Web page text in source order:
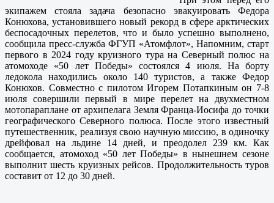
экипажем стояла задача безопасно эвакуировать Федора
Конюхова, установившего новый рекорд в сфере арктических
беспосадочных перелетов, что и было успешно выполнено,
сообщила пресс-служба ФГУП «Атомфлот», Напомним, старт
первого в 2024 году круизного тура на Северный полюс на
атомоходе «50 лет Победы» состоялся 4 июля. На борту
ледокола находились около 140 туристов, а также Федор
Конюхов. Совместно с пилотом Игорем Потапкиным он 7-8
июля совершили первый в мире перелет на двухместном
мотопараплане от архипелага Земля Франца-Иосифа до точки
географического Северного полюса. После этого известный
путешественник, реализуя свою научную миссию, в одиночку
дрейфовал на льдине 14 дней, и преодолел 239 км. Как
сообщается, атомоход «50 лет Победы» в нынешнем сезоне
выполнит шесть круизных рейсов. Продолжительность туров
составит от 12 до 30 дней.